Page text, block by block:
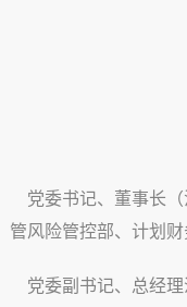
党委书记、董事长（
管风险管控部、计划
党委副书记、总经理